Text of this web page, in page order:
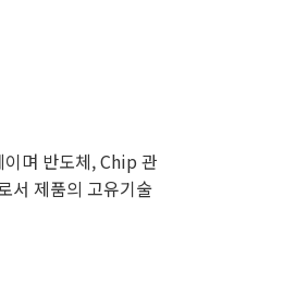
며 반도체, Chip 관
서 제품의 고유기술